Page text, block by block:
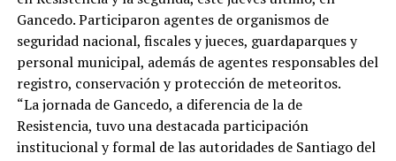
Gancedo. Participaron agentes de organismos de
seguridad nacional, fiscales y jueces, guardaparques y
personal municipal, además de agentes responsables del
registro, conservación y protección de meteoritos.
“La jornada de Gancedo, a diferencia de la de
Resistencia, tuvo una destacada participación
institucional y formal de las autoridades de Santiago del